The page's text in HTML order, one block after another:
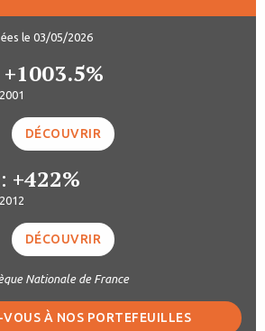
le 03/05/2026
+1003.5%
DÉCOUVRIR
+422%
DÉCOUVRIR
Nationale de France
À NOS PORTEFEUILLES